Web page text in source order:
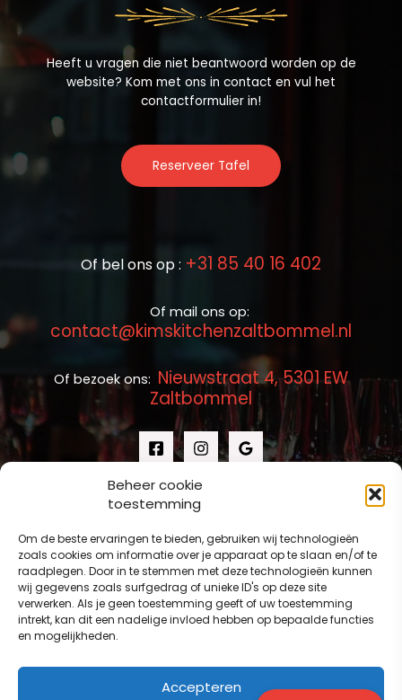
Beheer cookie
toestemming
Om de beste ervaringen te bieden, gebruiken wij technologieën
zoals cookies om informatie over je apparaat op te slaan en/of te
raadplegen. Door in te stemmen met deze technologieën kunnen
wij gegevens zoals surfgedrag of unieke ID's op deze site
verwerken. Als je geen toestemming geeft of uw toestemming
intrekt, kan dit een nadelige invloed hebben op bepaalde functies
en mogelijkheden.
Accepteren
Heeft u vragen die niet beantwoord worden op de
website? Kom met ons in contact en vul het
contactformulier in!
Reserveer Tafel
Of bel ons op : +31 85 40 16 402
Of mail ons op:
contact@kimskitchenzaltbommel.nl
Of bezoek ons: Nieuwstraat 4, 5301 EW
Zaltbommel